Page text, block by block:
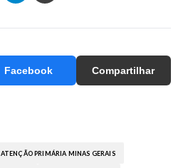
Facebook Compartilhar
ATENÇÃO PRIMÁRIA MINAS GERAIS